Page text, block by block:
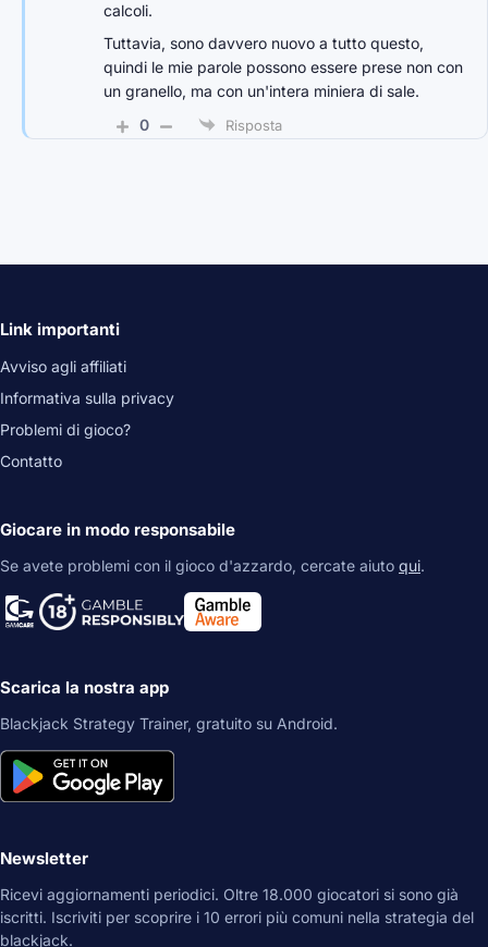
calcoli.
Tuttavia, sono davvero nuovo a tutto questo,
quindi le mie parole possono essere prese non con
un granello, ma con un'intera miniera di sale.
0
Risposta
Link importanti
Avviso agli affiliati
Informativa sulla privacy
Problemi di gioco?
Contatto
Giocare in modo responsabile
Se avete problemi con il gioco d'azzardo, cercate aiuto qui.
Scarica la nostra app
Blackjack Strategy Trainer, gratuito su Android.
Newsletter
Ricevi aggiornamenti periodici. Oltre 18.000 giocatori si sono già
iscritti. Iscriviti per scoprire i 10 errori più comuni nella strategia del
blackjack.